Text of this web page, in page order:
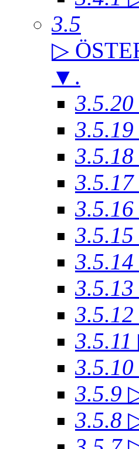
3.5
▷
▼ .
3.5.20
3.5.19
3.5.18
3.5.17
3.5.16
3.5.15
3.5.14
3.5.13
3.5.12
3.5.11
3.5.10
3.5.9
3.5.8